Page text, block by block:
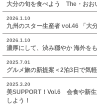
大分の旬を食べよう The・おお
2026.1.10
九州のスター生産者 vol.46 「大
2026.1.10
濃厚にして、渋み穏やか 海外を
2025.7.01
グルメ旅の新提案＜2泊3日で気
2025.3.20
美SUPPORT！Vol.6 会食や新生
しよう！